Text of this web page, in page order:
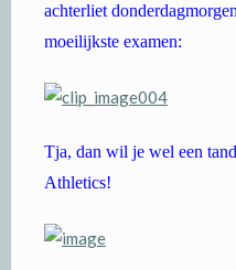
achterliet
moeilijkste examen:
Tja, dan wil je wel een
Athletics!